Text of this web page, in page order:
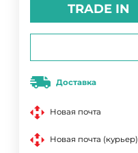
TRADE IN
Доставка
Новая почта
Новая почта (курьер)